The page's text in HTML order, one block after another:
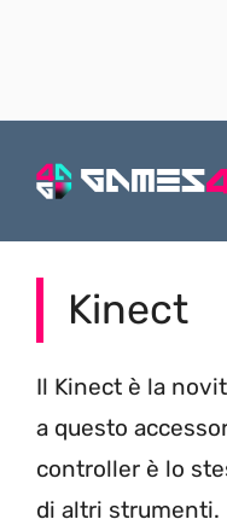
Kinect
Il Kinect è la
a questo
controller è lo
di altri strumenti.